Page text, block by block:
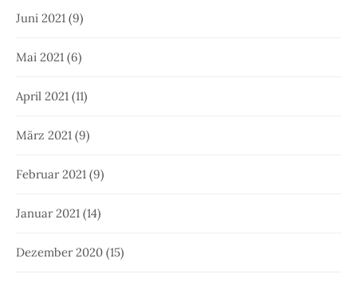
Juni 2021 (9)
Mai 2021 (6)
April 2021 (11)
März 2021 (9)
Februar 2021 (9)
Januar 2021 (14)
Dezember 2020 (15)